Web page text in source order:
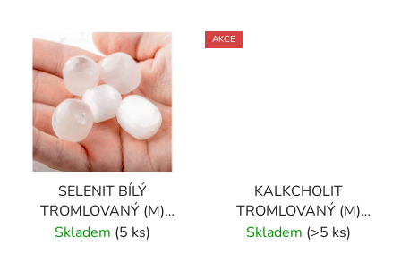
SELENIT BÍLÝ
TROMLOVANÝ (M)
MAROKO
Skladem (5 ks)
AKCE
KALKCHOLIT
TROMLOVANÝ (M)
PERU
Skladem (>5 ks)